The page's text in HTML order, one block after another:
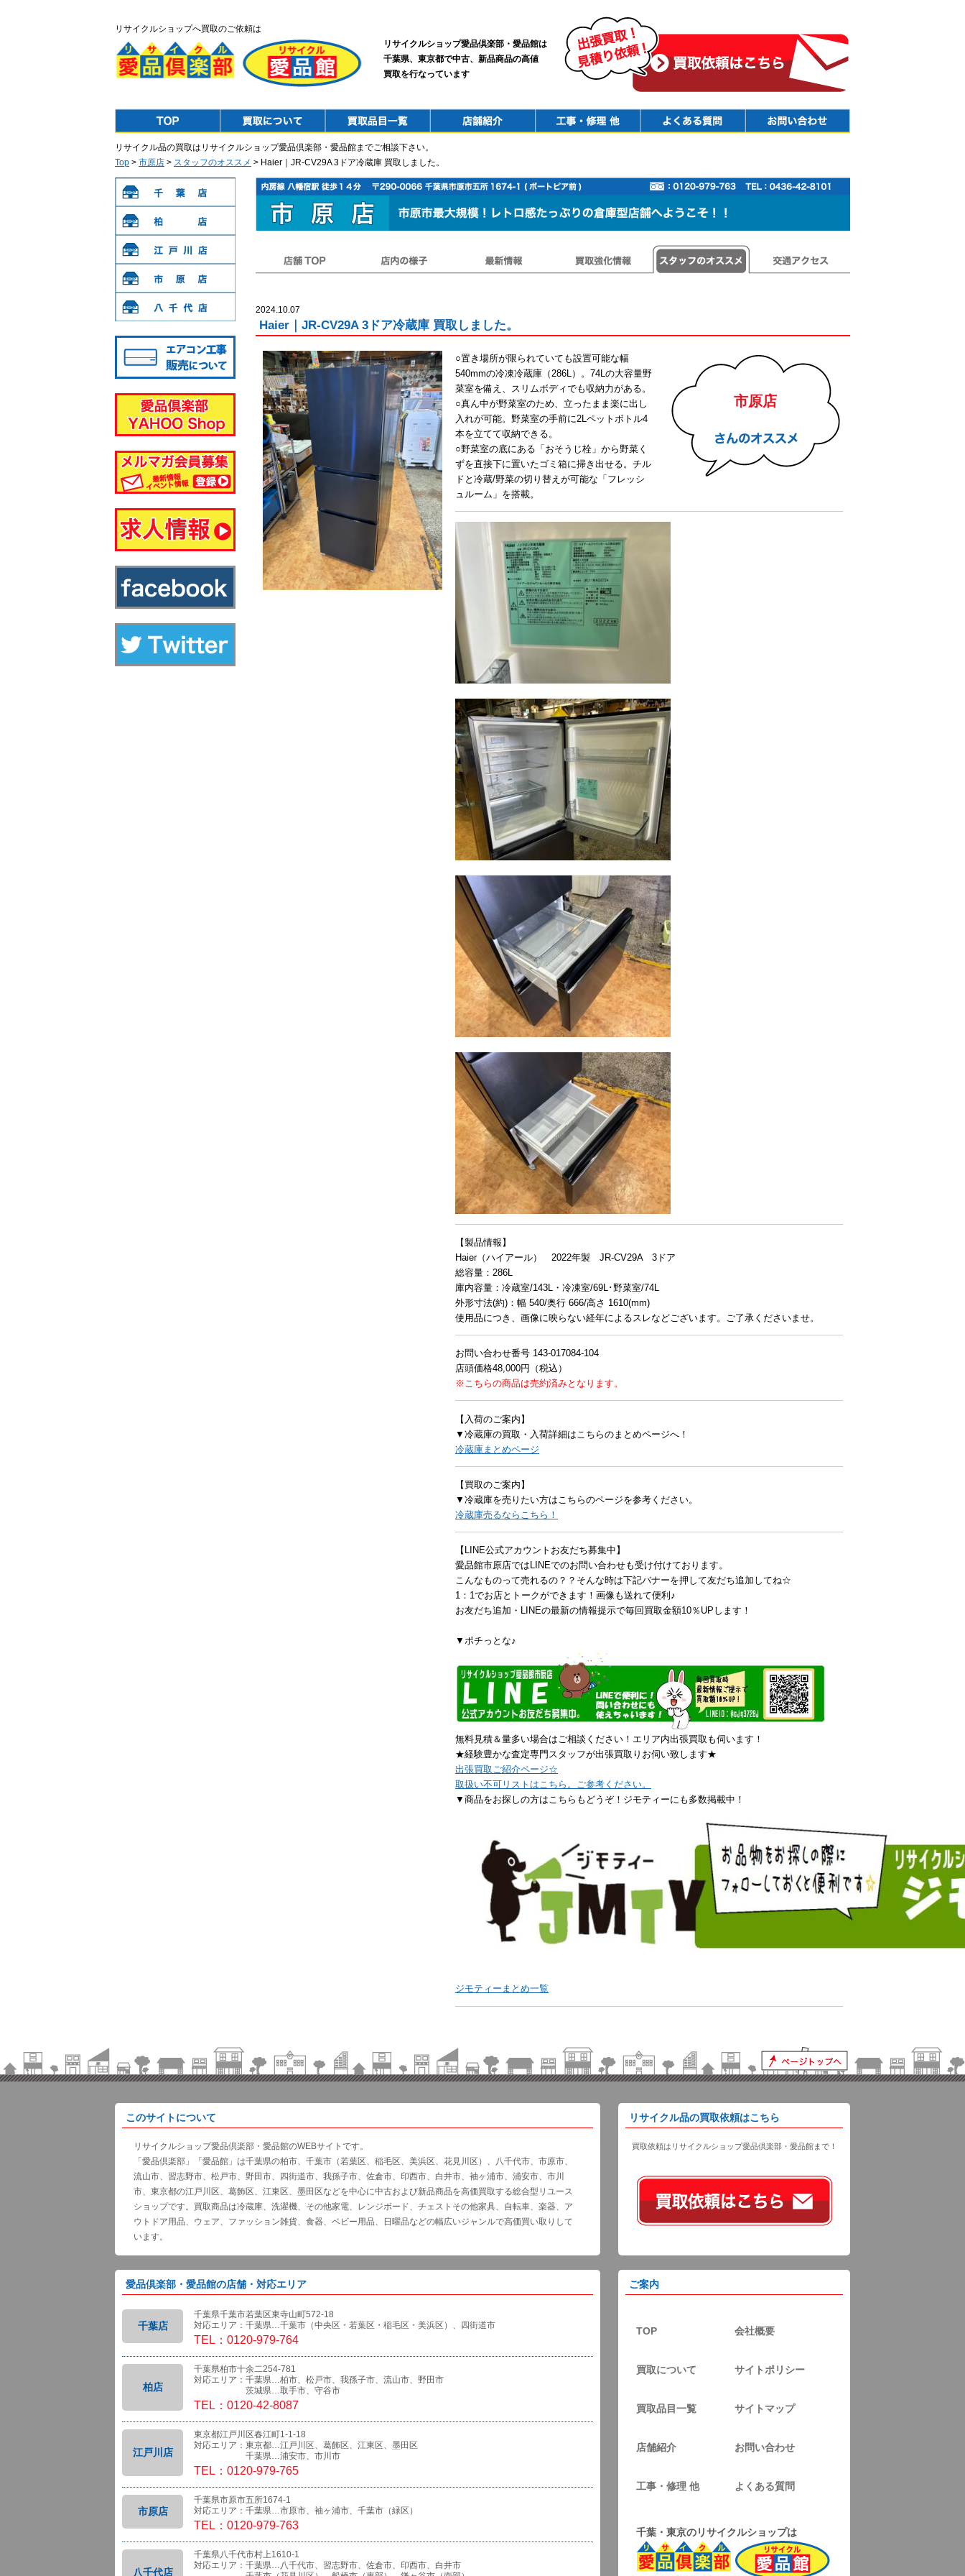
リサイクルショップへ買取のご依頼は
リサイクルショップ愛品倶楽部・愛品館は
千葉県、東京都で中古、新品商品の高値
買取を行なっています
リサイクル品の買取はリサイクルショップ愛品倶楽部・愛品館までご相談下さい。
Top > 市原店 > スタッフのオススメ > Haier｜JR-CV29A 3ドア冷蔵庫 買取しました。
2024.10.07
Haier｜JR-CV29A 3ドア冷蔵庫 買取しました。
市原店
○置き場所が限られていても設置可能な幅
540mmの冷凍冷蔵庫（286L）。74Lの大容量野
菜室を備え、スリムボディでも収納力がある。
○真ん中が野菜室のため、立ったまま楽に出し
入れが可能。野菜室の手前に2Lペットボトル4
本を立てて収納できる。
○野菜室の底にある「おそうじ栓」から野菜く
ずを直接下に置いたゴミ箱に掃き出せる。チル
ドと冷蔵/野菜の切り替えが可能な「フレッシ
ュルーム」を搭載。
【製品情報】
Haier（ハイアール） 2022年製 JR-CV29A 3ドア
総容量：286L
庫内容量：冷蔵室/143L・冷凍室/69L･野菜室/74L
外形寸法(約)：幅 540/奥行 666/高さ 1610(mm)
使用品につき、画像に映らない経年によるスレなどございます。ご了承くださいませ。
お問い合わせ番号 143-017084-104
店頭価格48,000円（税込）
※こちらの商品は売約済みとなります。
【入荷のご案内】
▼冷蔵庫の買取・入荷詳細はこちらのまとめページへ！
冷蔵庫まとめページ
【買取のご案内】
▼冷蔵庫を売りたい方はこちらのページを参考ください。
冷蔵庫売るならこちら！
【LINE公式アカウントお友だち募集中】
愛品館市原店ではLINEでのお問い合わせも受け付けております。
こんなものって売れるの？？そんな時は下記バナーを押して友だち追加してね☆
1：1でお店とトークができます！画像も送れて便利♪
お友だち追加・LINEの最新の情報提示で毎回買取金額10％UPします！
▼ポチっとな♪
無料見積＆量多い場合はご相談ください！エリア内出張買取も伺います！
★経験豊かな査定専門スタッフが出張買取りお伺い致します★
出張買取ご紹介ページ☆
取扱い不可リストはこちら。ご参考ください。
▼商品をお探しの方はこちらもどうぞ！ジモティーにも多数掲載中！
ジモティーまとめ一覧
このサイトについて
リサイクルショップ愛品倶楽部・愛品館のWEBサイトです。
「愛品倶楽部」「愛品館」は千葉県の柏市、千葉市（若葉区、稲毛区、美浜区、花見川区）、八千代市、市原市、
流山市、習志野市、松戸市、野田市、四街道市、我孫子市、佐倉市、印西市、白井市、袖ヶ浦市、浦安市、市川
市、東京都の江戸川区、葛飾区、江東区、墨田区などを中心に中古および新品商品を高価買取する総合型リユース
ショップです。買取商品は冷蔵庫、洗濯機、その他家電、レンジボード、チェストその他家具、自転車、楽器、ア
ウトドア用品、ウェア、ファッション雑貨、食器、ベビー用品、日曜品などの幅広いジャンルで高価買い取りして
います。
リサイクル品の買取依頼はこちら
買取依頼はリサイクルショップ愛品倶楽部・愛品館まで！
愛品倶楽部・愛品館の店舗・対応エリア
千葉店
千葉県千葉市若葉区東寺山町572-18
対応エリア：千葉県…千葉市（中央区・若葉区・稲毛区・美浜区）、四街道市
TEL：0120-979-764
柏店
千葉県柏市十余二254-781
対応エリア：千葉県…柏市、松戸市、我孫子市、流山市、野田市
茨城県…取手市、守谷市
TEL：0120-42-8087
江戸川店
東京都江戸川区春江町1-1-18
対応エリア：東京都…江戸川区、葛飾区、江東区、墨田区
千葉県…浦安市、市川市
TEL：0120-979-765
市原店
千葉県市原市五所1674-1
対応エリア：千葉県…市原市、袖ヶ浦市、千葉市（緑区）
TEL：0120-979-763
八千代店
千葉県八千代市村上1610-1
対応エリア：千葉県…八千代市、習志野市、佐倉市、印西市、白井市
ご案内
TOP 会社概要
買取について サイトポリシー
買取品目一覧 サイトマップ
店舗紹介 お問い合わせ
工事・修理 他 よくある質問
千葉・東京のリサイクルショップは